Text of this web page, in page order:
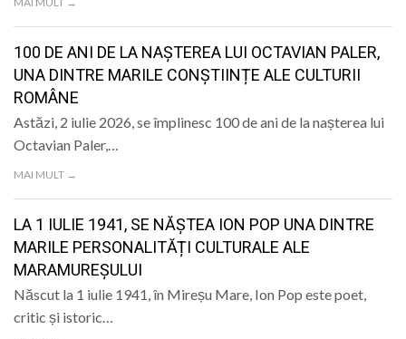
100 DE ANI DE LA NAȘTEREA LUI OCTAVIAN PALER,
UNA DINTRE MARILE CONȘTIINȚE ALE CULTURII
ROMÂNE
Astăzi, 2 iulie 2026, se împlinesc 100 de ani de la nașterea lui
Octavian Paler,…
MAI MULT →
LA 1 IULIE 1941, SE NĂȘTEA ION POP UNA DINTRE
MARILE PERSONALITĂȚI CULTURALE ALE
MARAMUREȘULUI
Născut la 1 iulie 1941, în Mireșu Mare, Ion Pop este poet,
critic și istoric…